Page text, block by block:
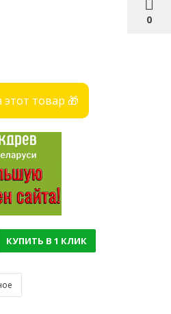
0
этот товар 🎁
КУПИТЬ В 1 КЛИК